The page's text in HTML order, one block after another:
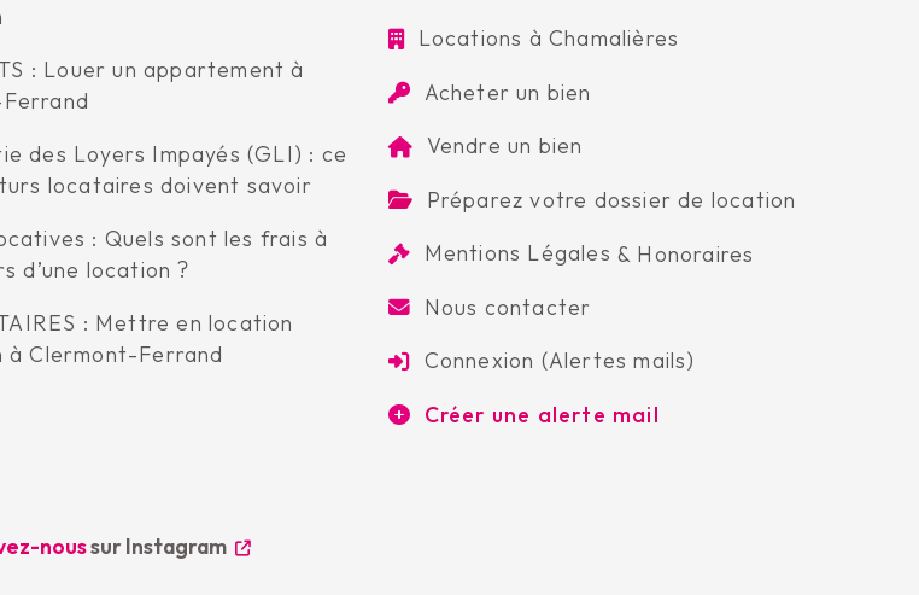
: Louer un appartement à
des Loyers Impayés (GLI) : ce
locataires doivent savoir
: Quels sont les frais à
d’une location ?
: Mettre en location
à Clermont-Ferrand
Locations à Chamalières
Acheter un bien
Vendre un bien
Préparez votre dossier de location
Mentions Légales & Honoraires
Nous contacter
Connexion (Alertes mails)
Créer une alerte mail
noussur Instagram